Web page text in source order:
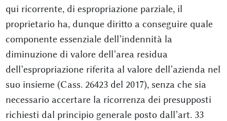
qui ricorrente, di espropriazione parziale, il
proprietario ha, dunque diritto a conseguire quale
componente essenziale dell’indennità la
diminuzione di valore dell’area residua
dell’espropriazione riferita al valore dell’azienda nel
suo insieme (Cass. 26423 del 2017), senza che sia
necessario accertare la ricorrenza dei presupposti
richiesti dal principio generale posto dall’art. 33